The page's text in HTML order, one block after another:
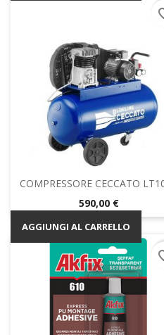
COMPRESSORE CECCATO
Prezzo
590,00 €
AGGIUNGI AL CARRELLO